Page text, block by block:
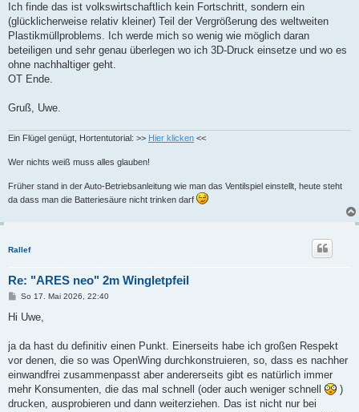
Ich finde das ist volkswirtschaftlich kein Fortschritt, sondern ein
(glücklicherweise relativ kleiner) Teil der Vergrößerung des weltweiten
Plastikmüllproblems. Ich werde mich so wenig wie möglich daran
beteiligen und sehr genau überlegen wo ich 3D-Druck einsetze und wo es
ohne nachhaltiger geht.
OT Ende.
Gruß, Uwe.
Ein Flügel genügt, Hortentutorial: >> Hier klicken <<
Wer nichts weiß muss alles glauben!
Früher stand in der Auto-Betriebsanleitung wie man das Ventilspiel einstellt, heute steht
da dass man die Batteriesäure nicht trinken darf
Rallef
Re: "ARES neo" 2m Wingletpfeil
B
a
So 17. Mai 2026, 22:40
Hi Uwe,
ja da hast du definitiv einen Punkt. Einerseits habe ich großen Respekt
vor denen, die so was OpenWing durchkonstruieren, so, dass es nachher
einwandfrei zusammenpasst aber andererseits gibt es natürlich immer
mehr Konsumenten, die das mal schnell (oder auch weniger schnell
)
drucken, ausprobieren und dann weiterziehen. Das ist nicht nur bei